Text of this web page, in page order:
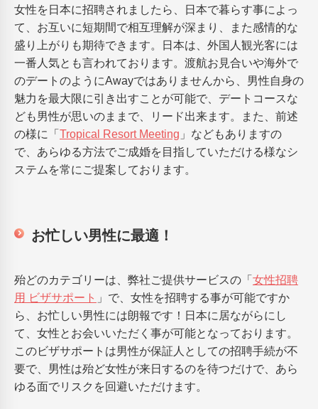
女性を日本に招聘されましたら、日本で暮らす事によっ
て、お互いに短期間で相互理解が深まり、また感情的な
盛り上がりも期待できます。日本は、外国人観光客には
一番人気とも言われております。渡航お見合いや海外で
のデートのようにAwayではありませんから、男性自身の
魅力を最大限に引き出すことが可能で、デートコースな
ども男性が思いのままで、リード出来ます。また、前述
の様に「 Tropical Resort Meeting 」などもありますの
で、あらゆる方法でご成婚を目指していただける様なシ
ステムを常にご提案しております。
お忙しい男性に最適！
殆どのカテゴリーは、弊社ご提供サービスの「 女性招聘
用 ビザサポート 」で、女性を招聘する事が可能ですか
ら、お忙しい男性には朗報です！日本に居ながらにし
て、女性とお会いいただく事が可能となっております。
このビザサポートは男性が保証人としての招聘手続が不
要で、男性は殆ど女性が来日するのを待つだけで、あら
ゆる面でリスクを回避いただけます。